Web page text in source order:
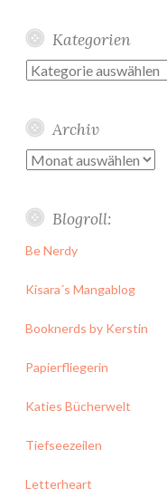
Kategorien
Kategorien
Archiv
Archiv
Blogroll:
Be Nerdy
Kisara´s Mangablog
Booknerds by Kerstin
Papierfliegerin
Katies Bücherwelt
Tiefseezeilen
Letterheart